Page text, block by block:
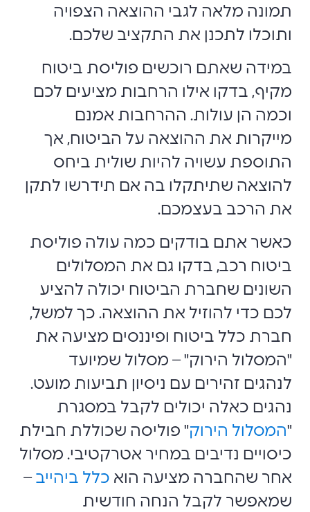
תמונה מלאה לגבי ההוצאה הצפויה
ותוכלו לתכנן את התקציב שלכם.
במידה שאתם רוכשים פוליסת ביטוח
מקיף, בדקו אילו הרחבות מציעים לכם
וכמה הן עולות. ההרחבות אמנם
מייקרות את ההוצאה על הביטוח, אך
התוספת עשויה להיות שולית ביחס
להוצאה שתיתקלו בה אם תידרשו לתקן
את הרכב בעצמכם.
כאשר אתם בודקים כמה עולה פוליסת
ביטוח רכב, בדקו גם את המסלולים
השונים שחברת הביטוח יכולה להציע
לכם כדי להוזיל את ההוצאה. כך למשל,
חברת כלל ביטוח ופיננסים מציעה את
"המסלול הירוק" – מסלול שמיועד
לנהגים זהירים עם ניסיון תביעות מועט.
נהגים כאלה יכולים לקבל במסגרת
"המסלול הירוק" פוליסה שכוללת חבילת
כיסויים נדיבים במחיר אטרקטיבי. מסלול
אחר שהחברה מציעה הוא כלל ביהייב –
שמאפשר לקבל הנחה חודשית